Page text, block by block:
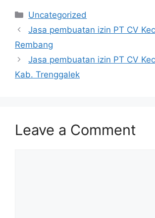
Categories
Uncategorized
Jasa pembuatan izin PT CV
Rembang
Jasa pembuatan izin PT CV
Kab. Trenggalek
Leave a Comment